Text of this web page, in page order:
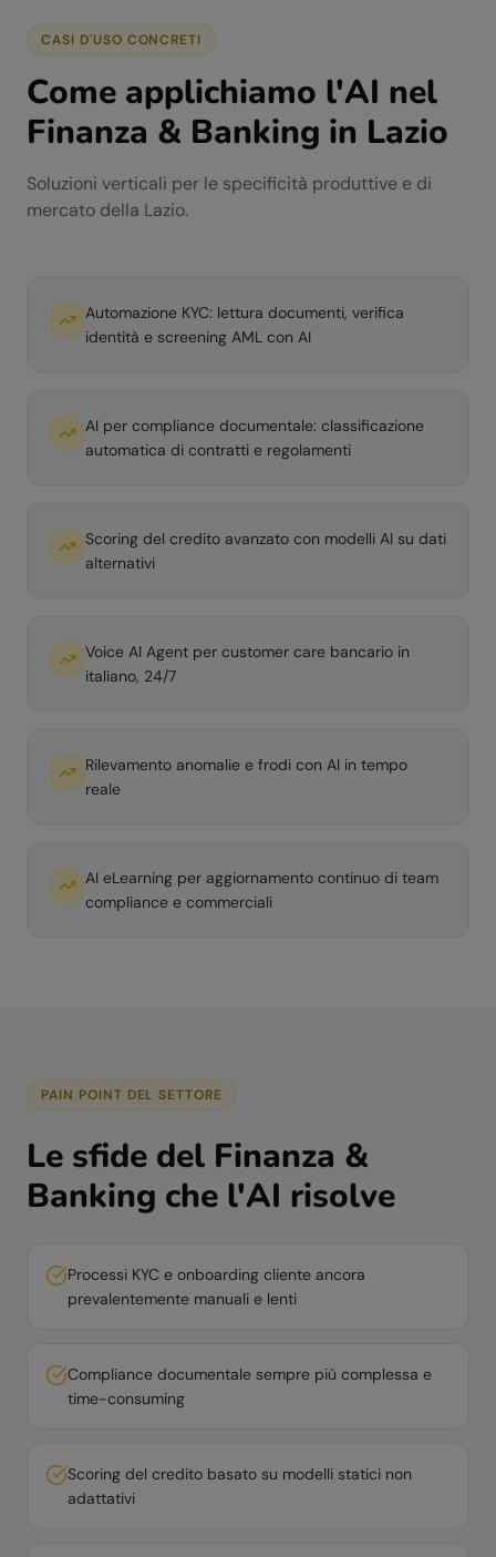
CASI D'USO CONCRETI
Come applichiamo l'AI nel
Finanza & Banking in Lazio
Soluzioni verticali per le specificità produttive e di
mercato della Lazio.
Automazione KYC: lettura documenti, verifica
identità e screening AML con AI
AI per compliance documentale: classificazione
automatica di contratti e regolamenti
Scoring del credito avanzato con modelli AI su dati
alternativi
Voice AI Agent per customer care bancario in
italiano, 24/7
Rilevamento anomalie e frodi con AI in tempo
reale
AI eLearning per aggiornamento continuo di team
compliance e commerciali
PAIN POINT DEL SETTORE
Le sfide del Finanza &
Banking che l'AI risolve
Processi KYC e onboarding cliente ancora
prevalentemente manuali e lenti
Compliance documentale sempre più complessa e
time-consuming
Scoring del credito basato su modelli statici non
adattativi